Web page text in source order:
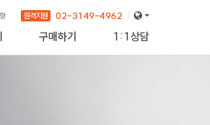
원격지원
02-3149-4962
구매하기 1:1상담